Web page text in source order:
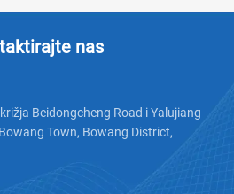
nas
Beidongcheng Road i Yalujiang
Town, Bowang District,